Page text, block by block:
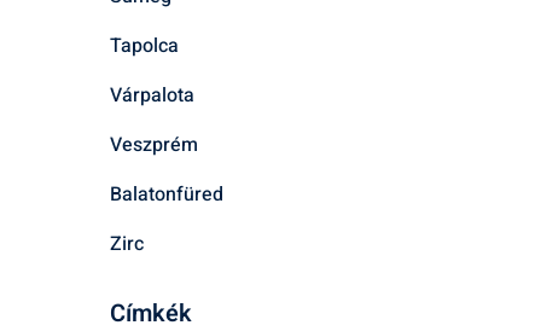
Tapolca
Várpalota
Veszprém
Balatonfüred
Zirc
Címkék